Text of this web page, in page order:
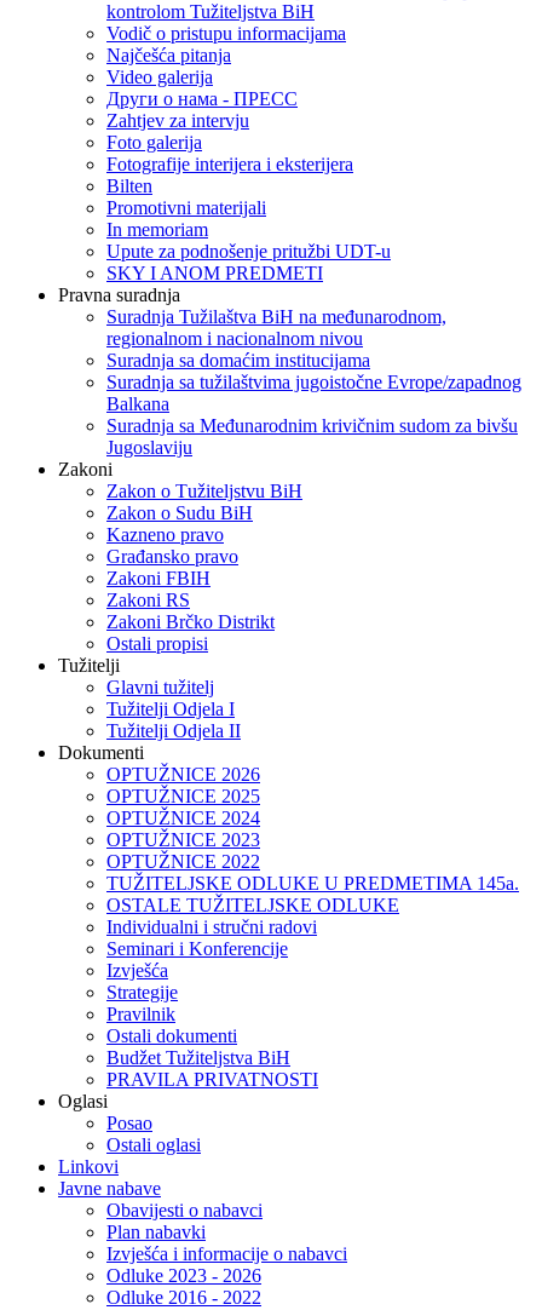
kontrolom Tužiteljstva BiH
Vodič o pristupu informacijama
Najčešća pitanja
Video galerija
Други о нама - ПРЕСC
Zahtjev za intervju
Foto galerija
Fotografije interijera i eksterijera
Bilten
Promotivni materijali
In memoriam
Upute za podnošenje pritužbi UDT-u
SKY I ANOM PREDMETI
Pravna suradnja
Suradnja Tužilaštva BiH na međunarodnom,
regionalnom i nacionalnom nivou
Suradnja sa domaćim institucijama
Suradnja sa tužilaštvima jugoistočne Evrope/zapadnog
Balkana
Suradnja sa Međunarodnim krivičnim sudom za bivšu
Jugoslaviju
Zakoni
Zakon o Тužiteljstvu BiH
Zakon o Sudu BiH
Kazneno pravo
Građansko pravo
Zakoni FBIH
Zakoni RS
Zakoni Brčko Distrikt
Ostali propisi
Tužitelji
Glavni tužitelj
Tužitelji Odjela I
Tužitelji Odjela II
Dokumenti
OPTUŽNICE 2026
OPTUŽNICE 2025
OPTUŽNICE 2024
OPTUŽNICE 2023
OPTUŽNICE 2022
TUŽITELJSKE ODLUKE U PREDMETIMA 145a.
OSTALE TUŽITELJSKE ODLUKE
Individualni i stručni radovi
Seminari i Konferencije
Izvješća
Strategije
Pravilnik
Ostali dokumenti
Budžet Tužiteljstva BiH
PRAVILA PRIVATNOSTI
Oglasi
Posao
Ostali oglasi
Linkovi
Javne nabave
Obavijesti o nabavci
Plan nabavki
Izvješća i informacije o nabavci
Odluke 2023 - 2026
Odluke 2016 - 2022